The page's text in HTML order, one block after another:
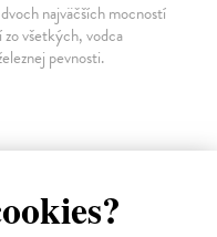
najväčších mocností
všetkých, vodca
pevnosti.
na sklade